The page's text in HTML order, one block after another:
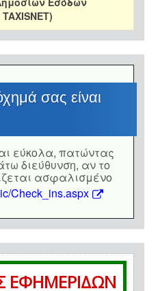
σας είναι
εύκολα, πατώντας
διεύθυνση, αν το
ασφαλισμένο
Check_ins.aspx
ΕΦΗΜΕΡΙΔΩΝ